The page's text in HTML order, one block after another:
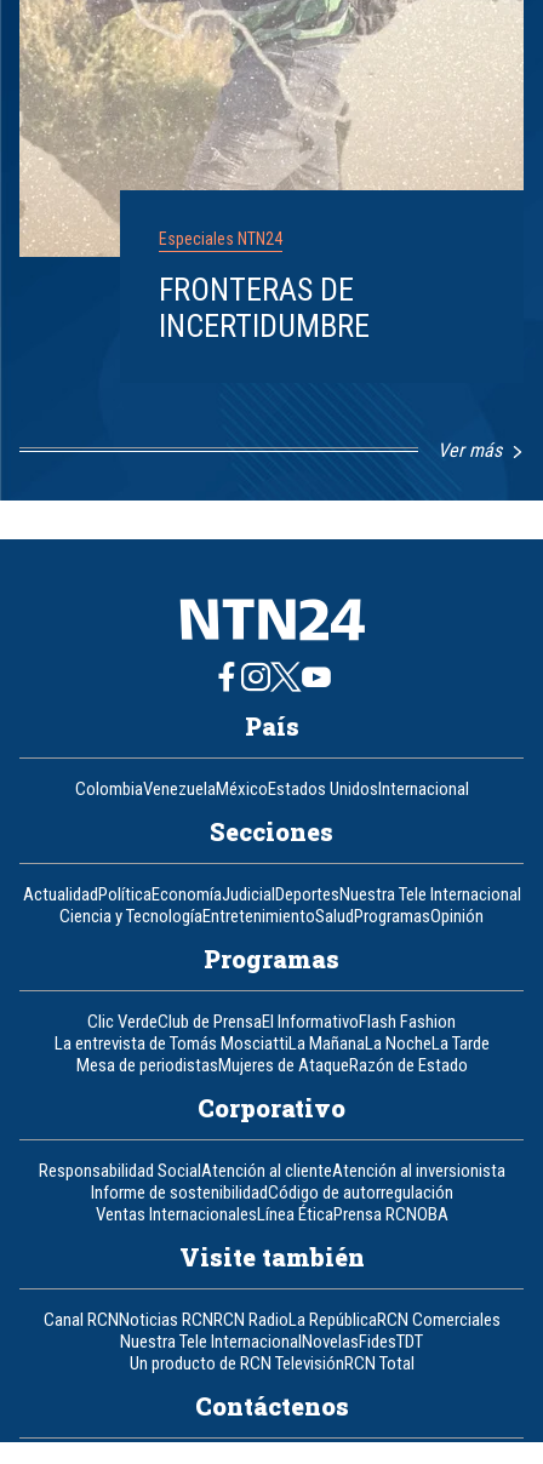
Especiales NTN24
FRONTERAS DE
INCERTIDUMBRE
Ver más
8
País
ColombiaVenezuelaMéxicoEstados UnidosInternacional
Secciones
ActualidadPolíticaEconomíaJudicialDeportesNuestra Tele Internacional
Ciencia y TecnologíaEntretenimientoSaludProgramasOpinión
Programas
Clic VerdeClub de PrensaEl InformativoFlash Fashion
La entrevista de Tomás MosciattiLa MañanaLa NocheLa Tarde
Mesa de periodistasMujeres de AtaqueRazón de Estado
Corporativo
Responsabilidad SocialAtención al clienteAtención al inversionista
Informe de sostenibilidadCódigo de autorregulación
Ventas InternacionalesLínea ÉticaPrensa RCNOBA
Visite también
Canal RCNNoticias RCNRCN RadioLa RepúblicaRCN Comerciales
Nuestra Tele InternacionalNovelasFidesTDT
Un producto de RCN TelevisiónRCN Total
Contáctenos